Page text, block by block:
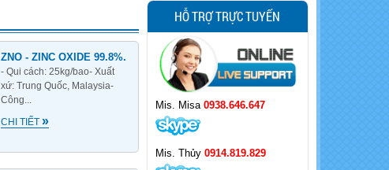
ZNO - ZINC OXIDE 99.8%.
- Qui cách: 25kg/bao- Xuất
xứ: Trung Quốc, Malaysia-
Công...
CHI TIẾT»
HỖ TRỢ TRỰC TUYẾN
Mis. Misa 0938.646.647
Mis. Thủy 0914.819.829